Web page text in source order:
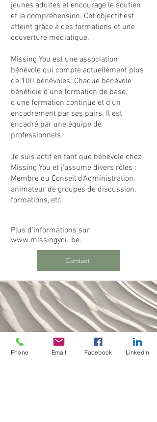
jeunes adultes et encourage le soutien
et la compréhension. Cet objectif est
atteint grâce à des formations et une
couverture médiatique.
Missing You est une association
bénévole qui compte actuellement plus
de 100 bénévoles. Chaque bénévole
bénéficie d'une formation de base,
d'une formation continue et d'un
encadrement par ses pairs. Il est
encadré par une équipe de
professionnels.
Je suis actif en tant que bénévole chez
Missing You et j'assume divers rôles :
Membre du Conseil d'Administration,
animateur de groupes de discussion,
formations, etc.
Plus d'informations sur
www.missingyou.be.
Contact
Phone Email Facebook LinkedIn